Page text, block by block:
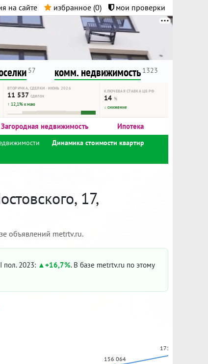
на сайте избранное (0) мои проверки
57 комм. недвижимость 1323
ВТОРИЧКА, СДЕЛКИ · ИЮНЬ 2026
11 537 сделок
↑ 12,1% к маю
КЛЮЧЕВАЯ СТАВКА ЦБ РФ
14%
↓ снижение
Загородная недвижимость Ипотека
Динамика стоимости квартир
17,
объявлений metrtv.ru.
пол. 2023: +16,7%. В базе metrtv.ru по этому
156 064
171 159